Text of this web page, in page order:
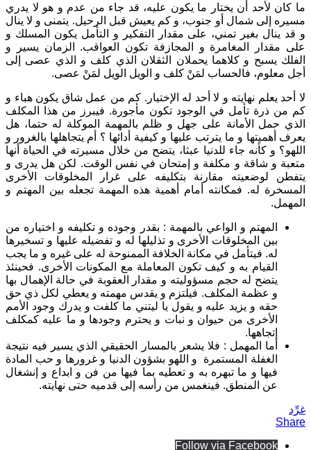
ما كان لأحد أن يختار ما يكون عليه، قد جاء من عدم و هو لا يدري
مسيره إلى شمال أو جنوب، و كم يعيش قبل الرحيل. يتمنى و لا ينال
و قد ينال بغير تمني، على مقدار التفكير و التأمل يكون المسلك و
على مقدار المغامرة و المجازفة تكون العواقب. الزمان يسير و
الفلك يسبح و كلاهما يحملان الثقلان الذي كلف و الذي عصى إلى
أجل معلوم، فالحساب لمَنْ كلف و الويل الويل لمَنْ عصى.
لا أحد يعلم نهايته و لا أحد له الإختيار. كم من عمل شاق يكون هباء و
كم من ذرة تأمل في الوجود تكون مأجورة. فيبرز من هذا المكلف
الذي حمل الأمانة على جهل و ظلم بالمهمة الموكلة له حتما، هل
يعرف أهميتها و ما يترتب عليها و كيفية أدائها ؟ أم يتجاهلها بالغرور و
اللهو؟ و كأنه جاء للدنيا عبثا، يتضح من خلال مسيرته في الحياة أنها
متعبة و شاقة و مكلفة و إمتحان في نفس الوقت. لكن هل يدرى و
يتفطن لوضعيته مقارنة بتكليفه على غرار المخلوقات الأخرى
المسخرة له. فمكانته أمام أهمية هذه المهمة تجعله بين المهتم و
المهمل.
المهتم و الواعي بالمهمة : بقدر وجوده و تكليفه و اختياره من
بين المخلوقات الأخرى و تذليلها له و تفضيله عليها و تسخيرها
له. فيتأمل في مكانة الخلافة الممنوحة له على غيره و ما يجب
القيام به و كيف تكون المعاملة مع المكونات الأخرى. فحينئذ
يتضح له حجم مسؤوليته و مقدار العقوبة في حالة الإهمال بها
و عظمة المكلف. فيلتزم و يقدس مهمته و يعطي لكل ذي حق
حقه و يزيد عليه و يقول يا ليتني ما كلفت و يدرك وجود الأمم
الأخرى من حيوان و نبات و يحترم وجودها و ما عليه كمكلف
إتجاهها.
أما المهمل : فلا يشعر بالمسار الحقيقي الذي يسير فيه نتيجة
الغفلة المستمرة و اللهو بشؤون الدنيا و غرورها و حب المادة
فيها و ما تبهره به و تعطيه بما فيها من فن و ابداع و إنشغال
عن المنطق. فينغمس من رأسه إلى قدميه حتى نهايته.
غرِّد
Share
Follow via Facebook